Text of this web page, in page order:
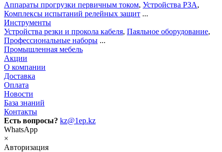
Аппараты прогрузки первичным током, Устройства РЗА,
Комплексы испытаний релейных защит ...
Инструменты
Устройства резки и прокола кабеля, Паяльное оборудование,
Профессиональные наборы ...
Промышленная мебель
Акции
О компании
Доставка
Оплата
Новости
База знаний
Контакты
Есть вопросы? kz@1ep.kz
WhatsApp
×
Авторизация